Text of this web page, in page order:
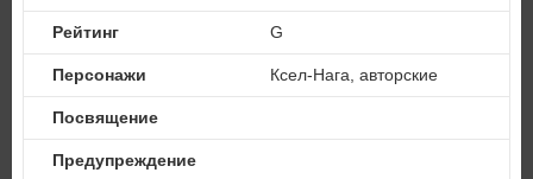
Рейтинг G
Персонажи Ксел-Нага, авторские
Посвящение
Предупреждение